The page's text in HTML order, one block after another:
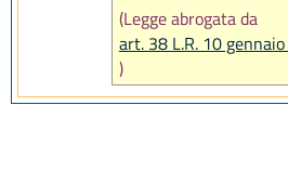
(Legge abrogata da
art. 38 L.R. 10
)